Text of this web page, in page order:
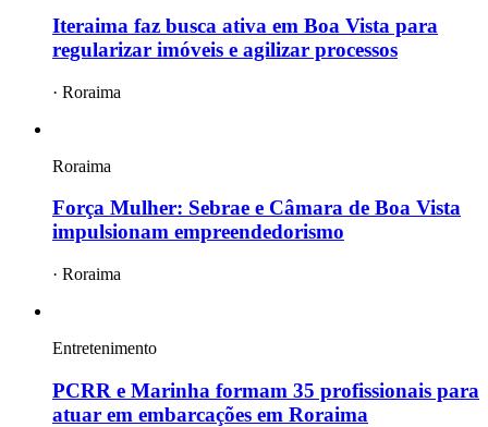
Iteraima faz busca ativa em Boa Vista para
regularizar imóveis e agilizar processos
· Roraima
Roraima
Força Mulher: Sebrae e Câmara de Boa Vista
impulsionam empreendedorismo
· Roraima
Entretenimento
PCRR e Marinha formam 35 profissionais para
atuar em embarcações em Roraima